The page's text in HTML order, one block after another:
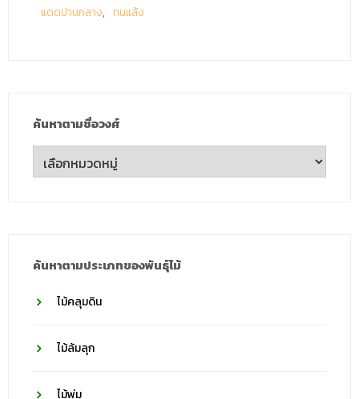
แดดปานกลาง
ทนแล้ง
ค้นหาตามชื่อวงศ์
ค้นหา
ตาม
ค้นหาตามประเภทของพันธุ์ไม้
ไม้คลุมดิน
ไม้ล้มลุก
ไม้พุ่ม